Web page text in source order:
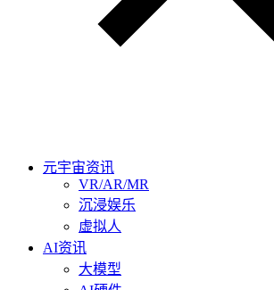
元宇宙资讯
VR/AR/MR
沉浸娱乐
虚拟人
AI资讯
大模型